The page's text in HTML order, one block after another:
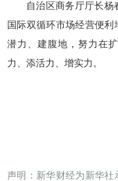
自治区商务厅厅长杨
国际双循环市场经营便
潜力、建腹地，努力在
力、添活力、增实力。
声明：新华财经为新华